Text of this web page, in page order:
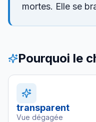
mortes. Elle se
Pourquoi le
transparent
Vue dégagée